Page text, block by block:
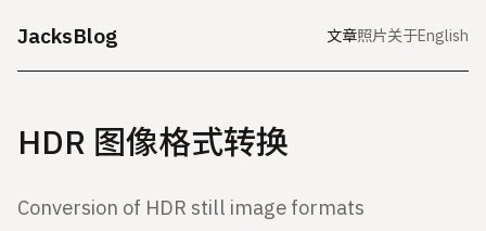
JacksBlog 文章照片关于English
HDR 图像格式转换
Conversion of HDR still image formats